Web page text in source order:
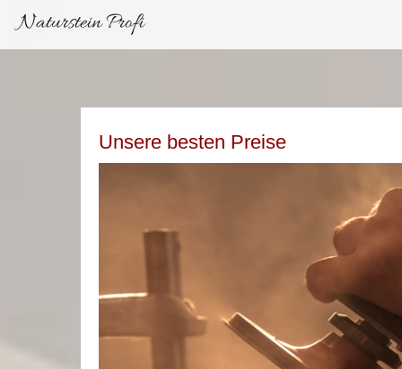
Naturstein Profi
Unsere besten Preise